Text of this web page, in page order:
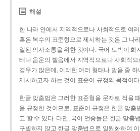
해설
한 나라 안에서 지역적으로나 사회적으로 여
혹은 복수의 표준형으로 제시하는 것은 그 나
일된 의사소통을 위한 것이다. 국어 토박이 화
태나 음운의 발음에서 지역적으로나 사회적
경우가 많은데, 이러한 여러 형태나 발음 중
제시하고자 하는 것이 표준어 규정의 목적이
한글 맞춤법은 그러한 표준형을 문자로 적을
을 규정한 것이므로, 표준어 규정은 한글 맞춤
고 할 수 있다. 다만, 국어 언중들은 한글 맞춤
구별하지 않고 한글 맞춤법으로 일원화하여